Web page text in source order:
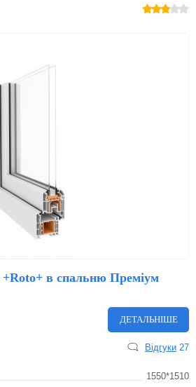
+Roto+ в спальню Преміум
ДЕТАЛЬНІШЕ
Відгуки 27
1550*1510